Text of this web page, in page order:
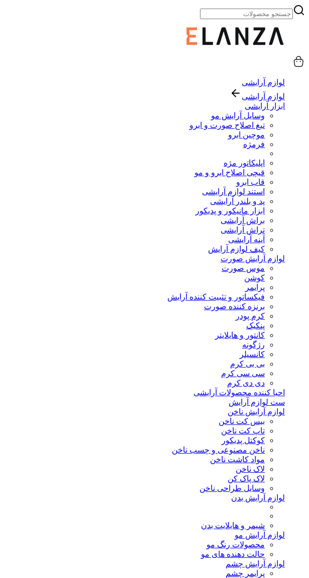
لوازم آرایشی
لوازم آرایشی
ابزار آرایشی
وسایل آرایش مو
تیغ اصلاح صورت و ابرو
موچین ابرو
فرمژه
اپلیکاتور مژه
قیچی اصلاح ابرو و مو
قاب ابرو
استند لوازم آرایشی
پد و بلندر آرایشی
ابزار مانیکور و پدیکور
براش آرایشی
تراش آرایشی
آینه آرایشی
کیف لوازم آرایش
لوازم آرایش صورت
موس صورت
کوشن
پرایمر
فیکساتور و تثبیت کننده آرایش
برنزه کننده صورت
کرم پودر
پنکیک
کانتور و هایلایتر
رژگونه
کانسیلر
بی بی کرم
سی سی کرم
دی دی کرم
احیا کننده محصولات آرایشی
ست لوازم آرایش
لوازم آرایش ناخن
بیس کت ناخن
تاپ کت ناخن
کوکتل پدیکور
ناخن مصنوعی و چسب ناخن
مواد کاشت ناخن
لاک ناخن
لاک پاک کن
وسایل طراحی ناخن
لوازم آرایش بدن
شیمر و هایلایت بدن
لوازم آرایش مو
محصولات رنگ مو
حالت دهنده های مو
لوازم آرایش چشم
پرایمر چشم